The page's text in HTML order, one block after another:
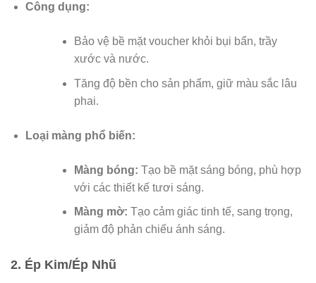
Công dụng:
Bảo vệ bề mặt voucher khỏi bụi bẩn, trầy
xước và nước.
Tăng độ bền cho sản phẩm, giữ màu sắc lâu
phai.
Loại màng phổ biến:
Màng bóng: Tạo bề mặt sáng bóng, phù hợp
với các thiết kế tươi sáng.
Màng mờ: Tạo cảm giác tinh tế, sang trọng,
giảm độ phản chiếu ánh sáng.
2. Ép Kim/Ép Nhũ